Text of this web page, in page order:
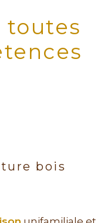
toutes
bois